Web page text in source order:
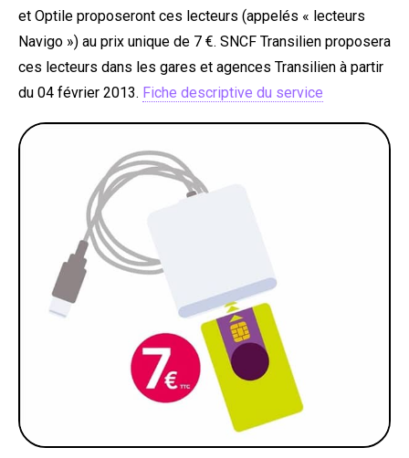
et Optile proposeront ces lecteurs (appelés « lecteurs
Navigo ») au prix unique de 7 €. SNCF Transilien proposera
ces lecteurs dans les gares et agences Transilien à partir
du 04 février 2013. Fiche descriptive du service